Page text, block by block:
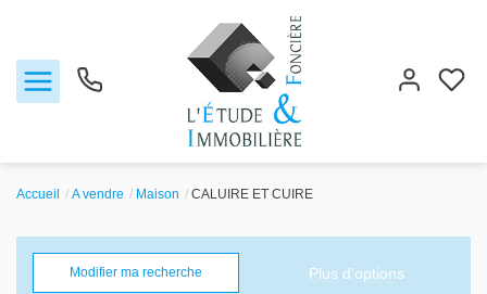
Ventes
Accueil A vendre Maison CALUIRE ET CUIRE
Modifier ma recherche Plus d'options